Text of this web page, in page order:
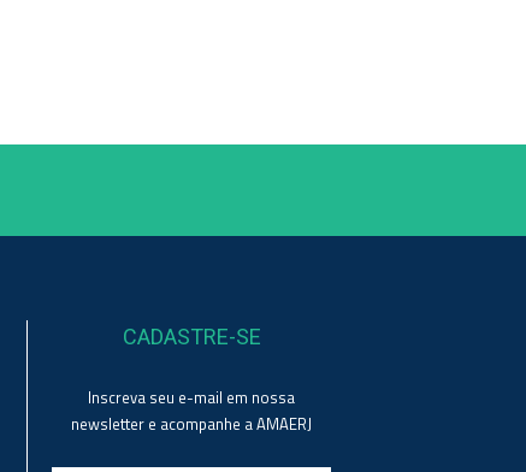
CADASTRE-SE
Inscreva seu e-mail em nossa
newsletter e acompanhe a AMAERJ